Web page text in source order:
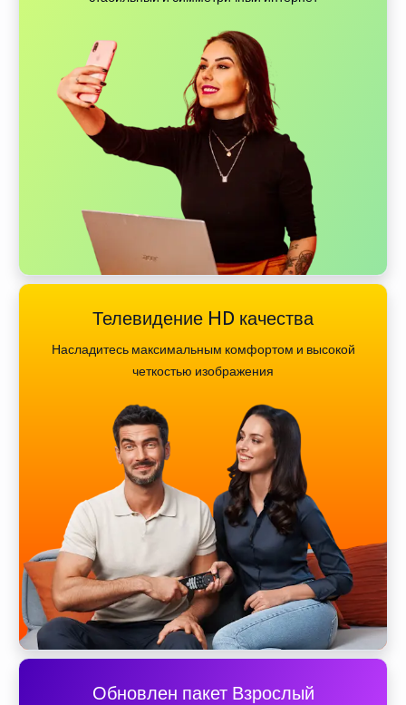
Телевидение HD качества
Насладитесь максимальным комфортом и высокой
четкостью изображения
Обновлен пакет Взрослый